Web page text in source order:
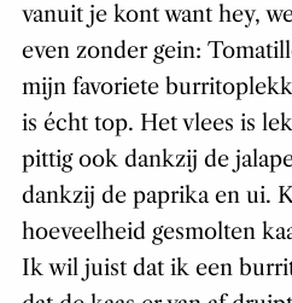
vanuit je kont want hey,
even zonder gein:
mijn favoriete
is écht top. Het vlees is
pittig ook dankzij de
dankzij de paprika en ui.
hoeveelheid gesmolten
Ik wil juist dat ik een